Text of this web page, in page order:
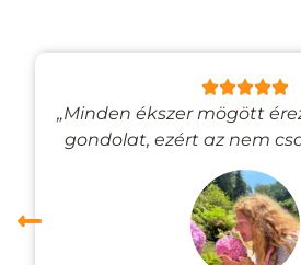
„Minden ékszer mögött
gondolat, ezért az nem